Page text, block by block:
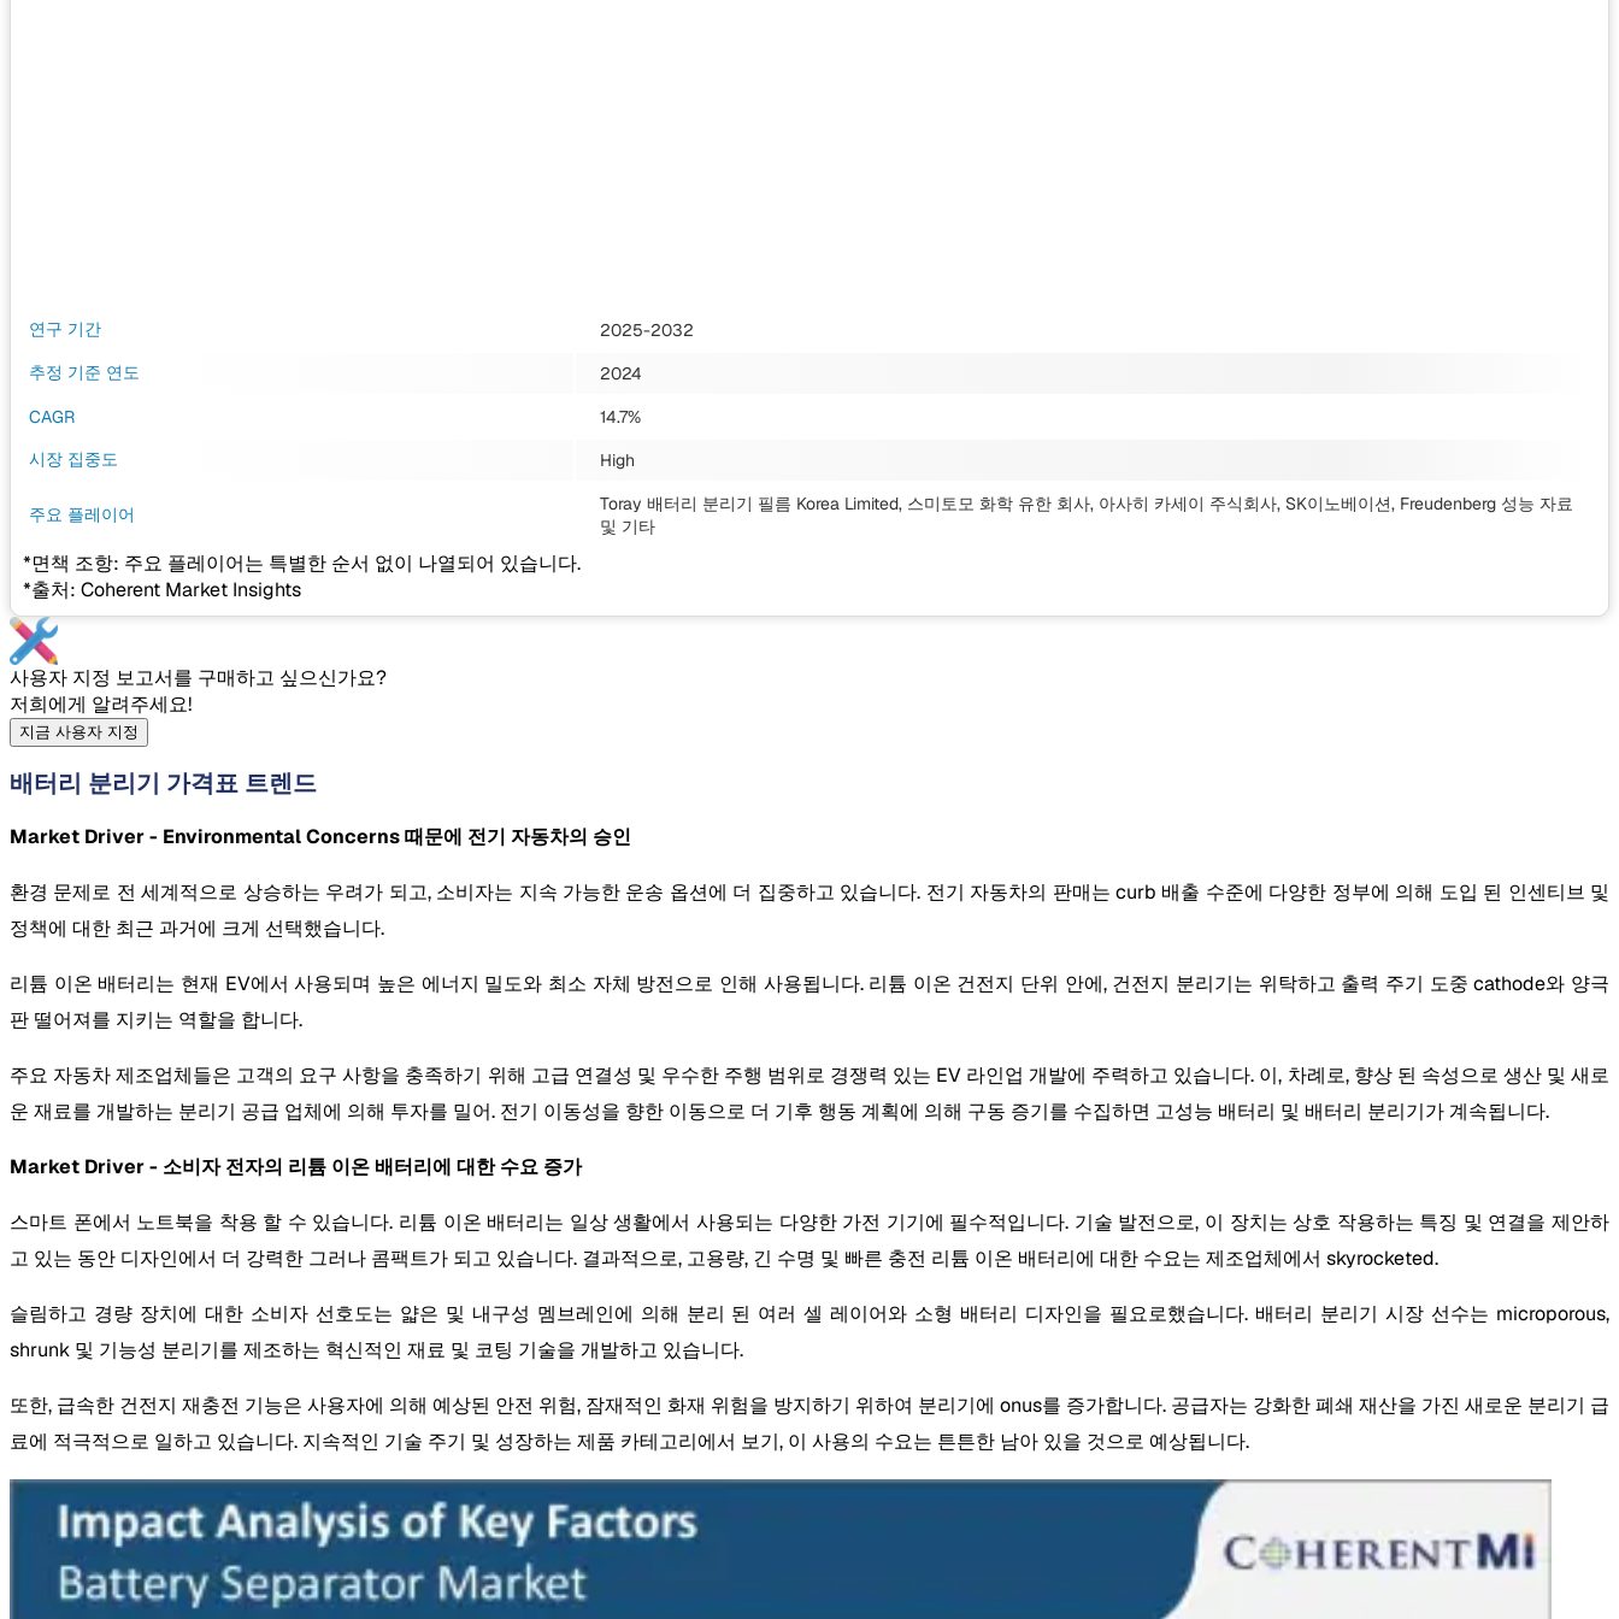
연구 기간
2025-2032
추정 기준 연도
2024
CAGR
14.7%
시장 집중도
High
주요 플레이어
Toray 배터리 분리기 필름 Korea Limited, 스미토모 화학 유한 회사, 아사히 카세이 주식회사, SK이노베이션, Freudenberg 성능 자료
및 기타
*면책 조항: 주요 플레이어는 특별한 순서 없이 나열되어 있습니다.
*출처: Coherent Market Insights
사용자 지정 보고서를 구매하고 싶으신가요?
저희에게 알려주세요!
지금 사용자 지정
배터리 분리기 가격표 트렌드
Market Driver - Environmental Concerns 때문에 전기 자동차의 승인
환경 문제로 전 세계적으로 상승하는 우려가 되고, 소비자는 지속 가능한 운송 옵션에 더 집중하고 있습니다. 전기 자동차의 판매는 curb 배출 수준에 다양한 정부에 의해 도입 된 인센티브 및
정책에 대한 최근 과거에 크게 선택했습니다.
리튬 이온 배터리는 현재 EV에서 사용되며 높은 에너지 밀도와 최소 자체 방전으로 인해 사용됩니다. 리튬 이온 건전지 단위 안에, 건전지 분리기는 위탁하고 출력 주기 도중 cathode와 양극
판 떨어져를 지키는 역할을 합니다.
주요 자동차 제조업체들은 고객의 요구 사항을 충족하기 위해 고급 연결성 및 우수한 주행 범위로 경쟁력 있는 EV 라인업 개발에 주력하고 있습니다. 이, 차례로, 향상 된 속성으로 생산 및 새로
운 재료를 개발하는 분리기 공급 업체에 의해 투자를 밀어. 전기 이동성을 향한 이동으로 더 기후 행동 계획에 의해 구동 증기를 수집하면 고성능 배터리 및 배터리 분리기가 계속됩니다.
Market Driver - 소비자 전자의 리튬 이온 배터리에 대한 수요 증가
스마트 폰에서 노트북을 착용 할 수 있습니다. 리튬 이온 배터리는 일상 생활에서 사용되는 다양한 가전 기기에 필수적입니다. 기술 발전으로, 이 장치는 상호 작용하는 특징 및 연결을 제안하
고 있는 동안 디자인에서 더 강력한 그러나 콤팩트가 되고 있습니다. 결과적으로, 고용량, 긴 수명 및 빠른 충전 리튬 이온 배터리에 대한 수요는 제조업체에서 skyrocketed.
슬림하고 경량 장치에 대한 소비자 선호도는 얇은 및 내구성 멤브레인에 의해 분리 된 여러 셀 레이어와 소형 배터리 디자인을 필요로했습니다. 배터리 분리기 시장 선수는 microporous,
shrunk 및 기능성 분리기를 제조하는 혁신적인 재료 및 코팅 기술을 개발하고 있습니다.
또한, 급속한 건전지 재충전 기능은 사용자에 의해 예상된 안전 위험, 잠재적인 화재 위험을 방지하기 위하여 분리기에 onus를 증가합니다. 공급자는 강화한 폐쇄 재산을 가진 새로운 분리기 급
료에 적극적으로 일하고 있습니다. 지속적인 기술 주기 및 성장하는 제품 카테고리에서 보기, 이 사용의 수요는 튼튼한 남아 있을 것으로 예상됩니다.